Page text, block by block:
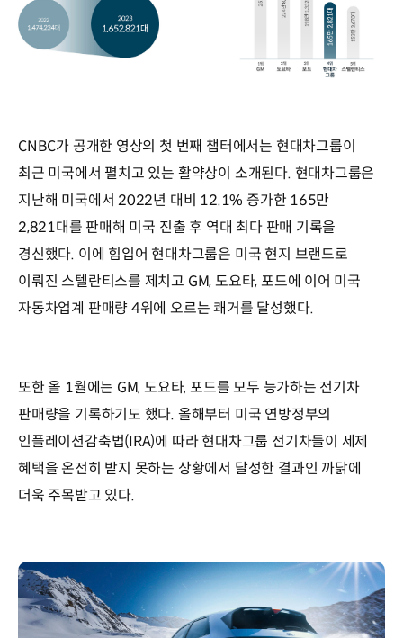
CNBC가 공개한 영상의 첫 번째 챕터에서는 현대차그룹이
최근 미국에서 펼치고 있는 활약상이 소개된다. 현대차그룹은
지난해 미국에서 2022년 대비 12.1% 증가한 165만
2,821대를 판매해 미국 진출 후 역대 최다 판매 기록을
경신했다. 이에 힘입어 현대차그룹은 미국 현지 브랜드로
이뤄진 스텔란티스를 제치고 GM, 도요타, 포드에 이어 미국
자동차업계 판매량 4위에 오르는 쾌거를 달성했다.
또한 올 1월에는 GM, 도요타, 포드를 모두 능가하는 전기차
판매량을 기록하기도 했다. 올해부터 미국 연방정부의
인플레이션감축법(IRA)에 따라 현대차그룹 전기차들이 세제
혜택을 온전히 받지 못하는 상황에서 달성한 결과인 까닭에
더욱 주목받고 있다.